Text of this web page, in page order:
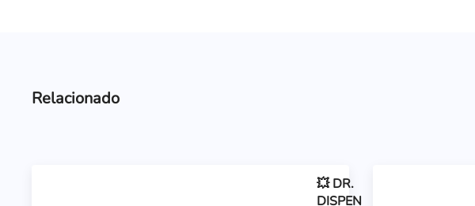
Relacionado
💥 DR.
DISPEN